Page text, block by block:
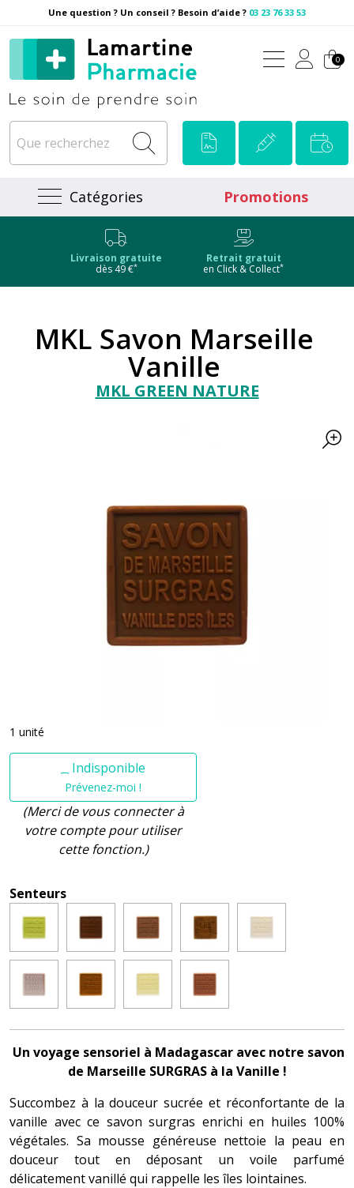
Une question ? Un conseil ? Besoin d’aide ? 03 23 76 33 53
Pharmacie Lamartine
0
Catégories Promotions
Livraison gratuite
dès 49 €*
Retrait gratuit
en Click & Collect*
MKL Savon Marseille
Vanille
MKL GREEN NATURE
1 unité
Indisponible
Prévenez-moi !
(Merci de vous connecter à
votre compte pour utiliser
cette fonction.)
Senteurs
Un voyage sensoriel à Madagascar avec notre savon
de Marseille SURGRAS à la Vanille !
Succombez à la douceur sucrée et réconfortante de la
vanille avec ce savon surgras enrichi en huiles 100%
végétales. Sa mousse généreuse nettoie la peau en
douceur tout en déposant un voile parfumé
délicatement vanillé qui rappelle les îles lointaines.